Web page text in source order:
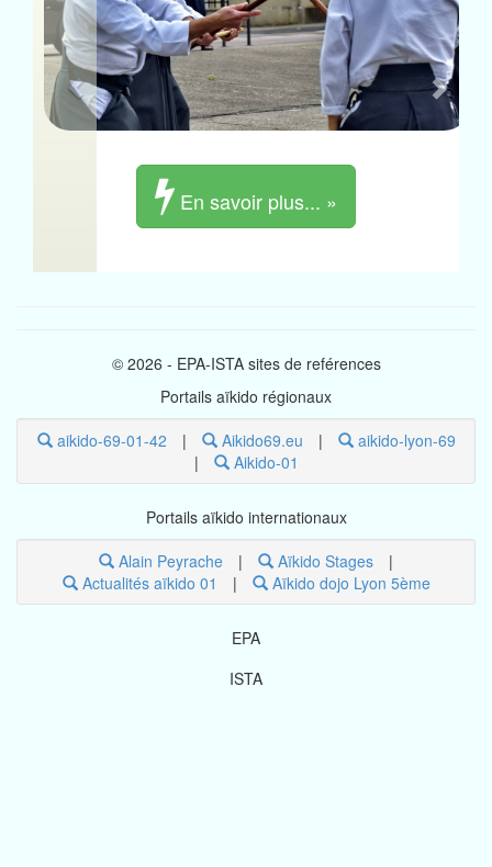
En savoir plus... »
© 2026 - EPA-ISTA sites de reférences
Portails aïkido régionaux
aikido-69-01-42
| Aikido69.eu |
aikido-lyon-69
|
Aikido-01
Portails aïkido internationaux
Alain Peyrache
| Aïkido Stages
|
Actualités aïkido 01
| Aïkido dojo Lyon 5ème
EPA
ISTA